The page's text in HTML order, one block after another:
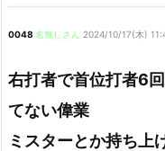
0048 名無しさん 2024/10/17(木)
右打者で首位打者6
てない偉業
ミスターとか持ち上